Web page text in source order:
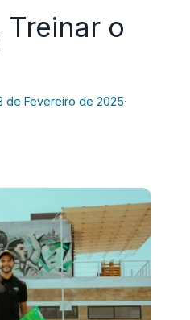
o
de Fevereiro de 2025·